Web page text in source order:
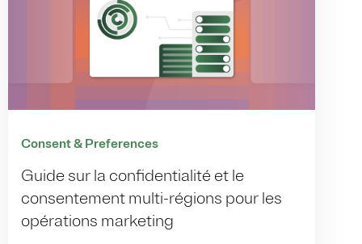
Consent & Preferences
Guide sur la confidentialité et le
consentement multi-régions pour les
opérations marketing